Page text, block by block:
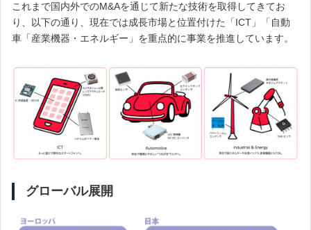
これまで国内外でのM&Aを通じて新たな技術を取得してきてお
り、以下の通り、現在では成長市場と位置付けた「ICT」「自動
車「産業機器・エネルギー」を重点的に事業を推進しています。
グローバル展開